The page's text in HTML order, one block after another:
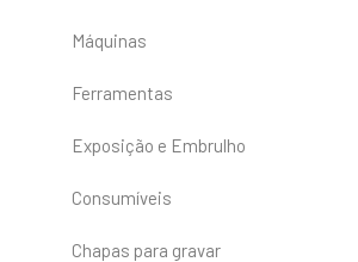
Máquinas
Ferramentas
Exposição e Embrulho
Consumíveis
Chapas para gravar